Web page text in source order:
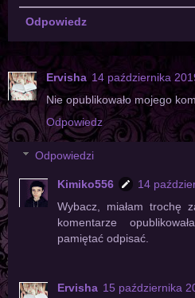
Odpowiedz
Ervisha 14 października
Nie opublikowało mojego
Odpowiedz
Odpowiedzi
Kimiko556
14
Wybacz, miałam trochę
komentarze
pamiętać odpisać.
Ervisha 15 października